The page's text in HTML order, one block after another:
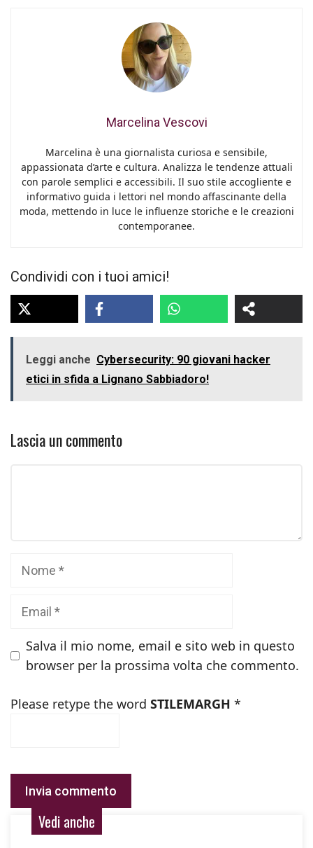
Marcelina Vescovi
Marcelina è una giornalista curiosa e sensibile,
appassionata d’arte e cultura. Analizza le tendenze attuali
con parole semplici e accessibili. Il suo stile accogliente e
informativo guida i lettori nel mondo affascinante della
moda, mettendo in luce le influenze storiche e le creazioni
contemporanee.
Condividi con i tuoi amici!
Leggi anche Cybersecurity: 90 giovani hacker
etici in sfida a Lignano Sabbiadoro!
Lascia un commento
Salva il mio nome, email e sito web in questo
browser per la prossima volta che commento.
Please retype the word STILEMARGH *
Vedi anche